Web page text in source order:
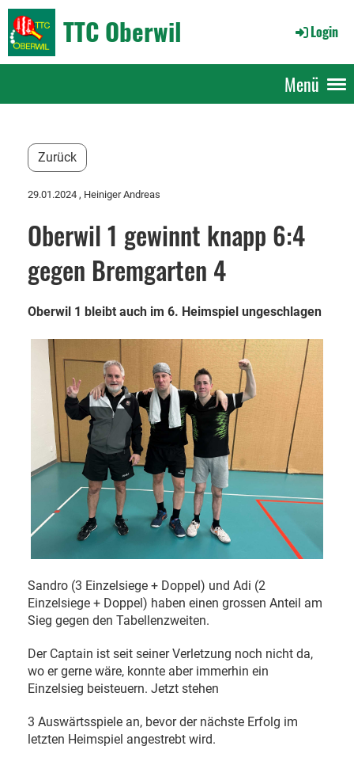
TTC Oberwil Login
Menü
Zurück
29.01.2024 , Heiniger Andreas
Oberwil 1 gewinnt knapp 6:4
gegen Bremgarten 4
Oberwil 1 bleibt auch im 6. Heimspiel ungeschlagen
Sandro (3 Einzelsiege + Doppel) und Adi (2
Einzelsiege + Doppel) haben einen grossen Anteil am
Sieg gegen den Tabellenzweiten.
Der Captain ist seit seiner Verletzung noch nicht da,
wo er gerne wäre, konnte aber immerhin ein
Einzelsieg beisteuern. Jetzt stehen
3 Auswärtsspiele an, bevor der nächste Erfolg im
letzten Heimspiel angestrebt wird.